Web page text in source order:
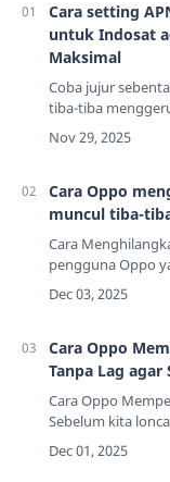
Cara setting APN
untuk Indosat
Maksimal
Coba jujur
tiba-tiba
koneksi internet di
'nyendat' kayak
Cara Oppo
muncul tiba-
Cara
pengguna Oppo
Mereka merasa
tiba-tiba
Cara Oppo
Tanpa Lag
Cara Oppo
Sebelum kita
buat tahu dulu
koneksi hotspot